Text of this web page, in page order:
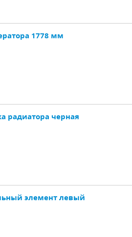
1778 мм
радиатора черная
элемент левый